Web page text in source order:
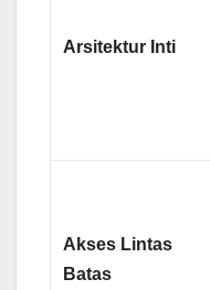
Arsitektur Inti
Akses Lintas
Batas